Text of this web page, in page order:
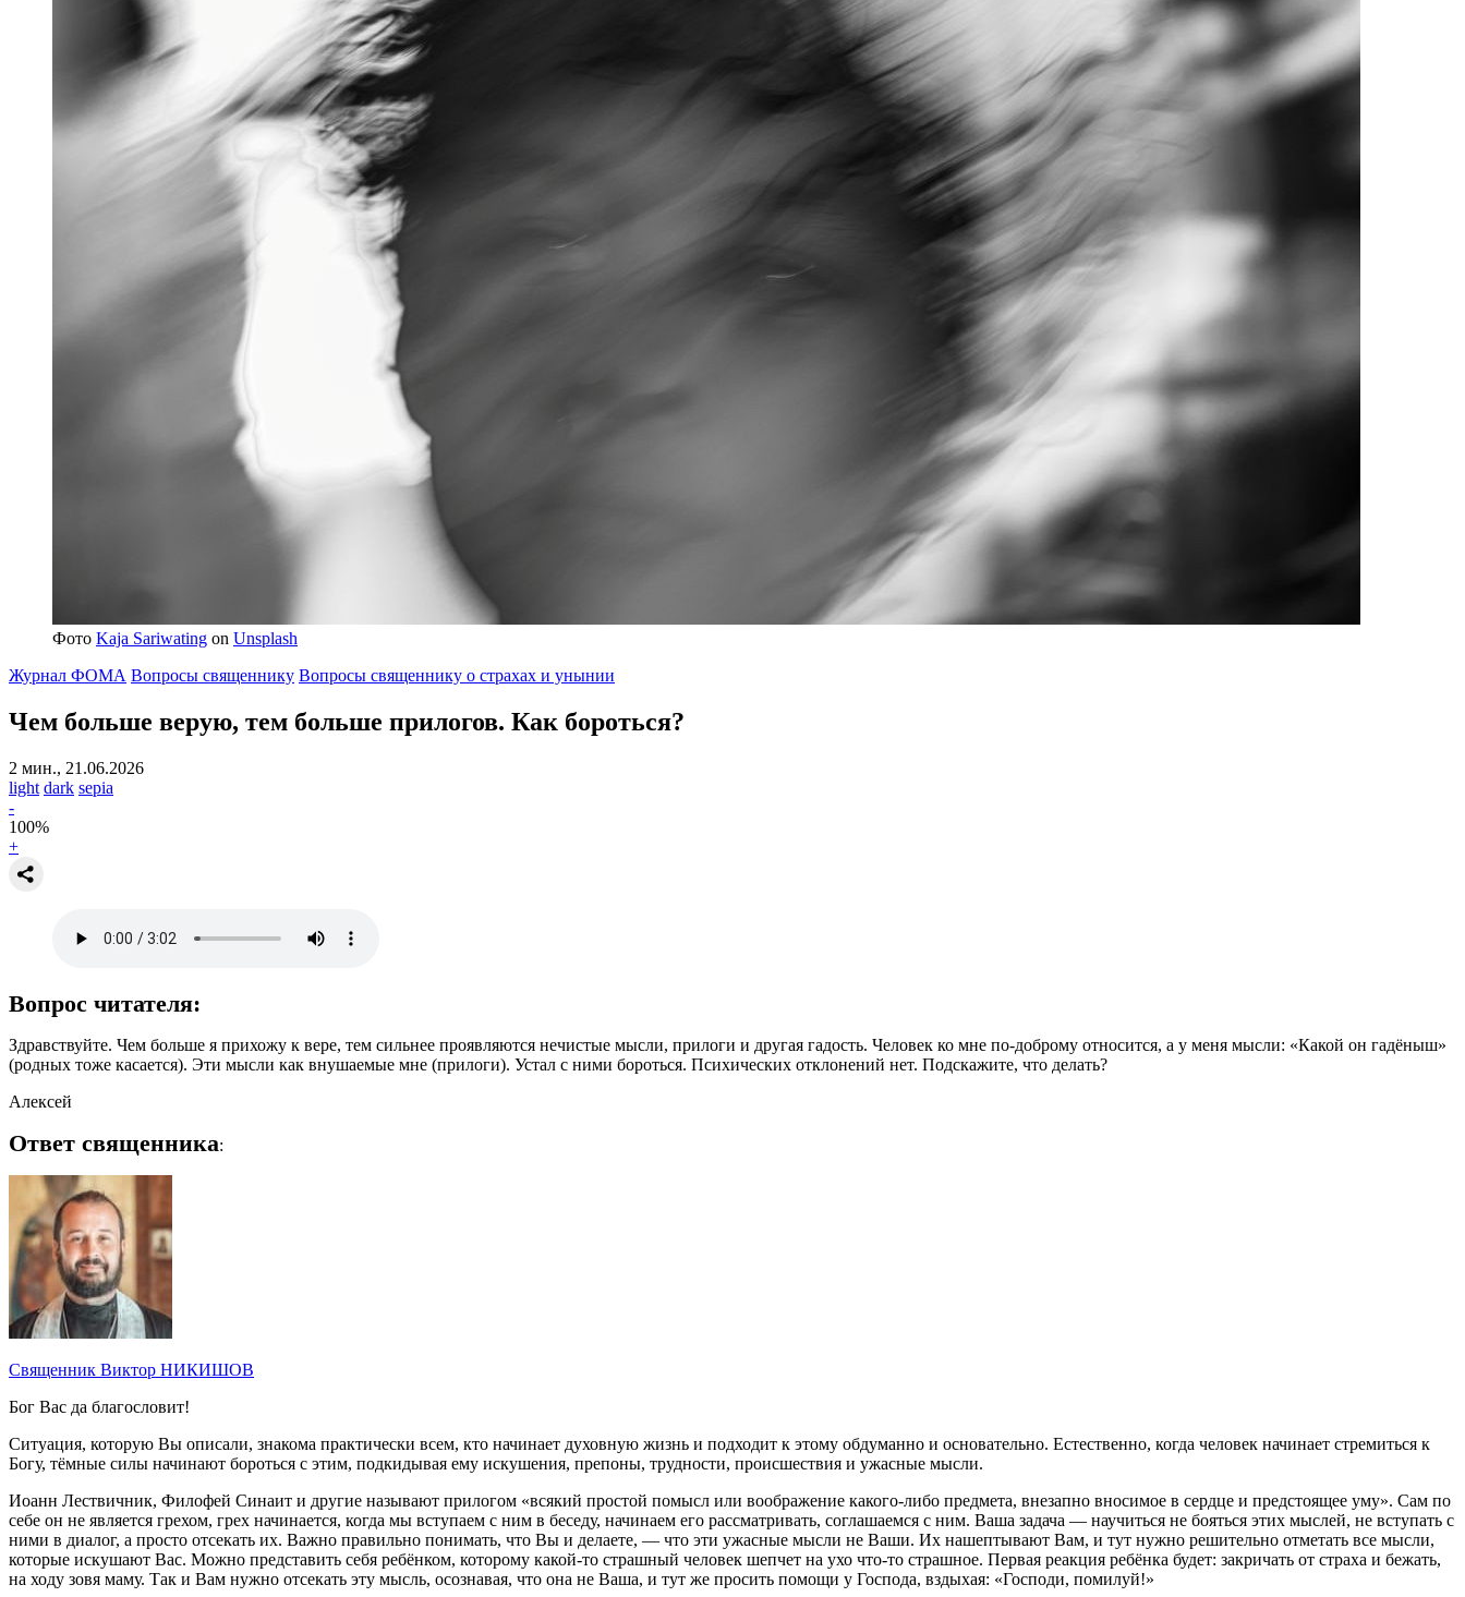
Фото Kaja Sariwating on Unsplash
Журнал ФОМА Вопросы священнику Вопросы священнику о страхах и унынии
Чем больше верую, тем больше прилогов. Как бороться?
2 мин., 21.06.2026
light dark sepia
-
100%
+
Вопрос читателя:
Здравствуйте. Чем больше я прихожу к вере, тем сильнее проявляются нечистые мысли, прилоги и другая гадость. Человек ко мне по-доброму относится, а у меня мысли: «Какой он гадёныш»
(родных тоже касается). Эти мысли как внушаемые мне (прилоги). Устал с ними бороться. Психических отклонений нет. Подскажите, что делать?
Алексей
Ответ священника:
Священник Виктор НИКИШОВ
Бог Вас да благословит!
Ситуация, которую Вы описали, знакома практически всем, кто начинает духовную жизнь и подходит к этому обдуманно и основательно. Естественно, когда человек начинает стремиться к
Богу, тёмные силы начинают бороться с этим, подкидывая ему искушения, препоны, трудности, происшествия и ужасные мысли.
Иоанн Лествичник, Филофей Синаит и другие называют прилогом «всякий простой помысл или воображение какого-либо предмета, внезапно вносимое в сердце и предстоящее уму». Сам по
себе он не является грехом, грех начинается, когда мы вступаем с ним в беседу, начинаем его рассматривать, соглашаемся с ним. Ваша задача — научиться не бояться этих мыслей, не вступать с
ними в диалог, а просто отсекать их. Важно правильно понимать, что Вы и делаете, — что эти ужасные мысли не Ваши. Их нашептывают Вам, и тут нужно решительно отметать все мысли,
которые искушают Вас. Можно представить себя ребёнком, которому какой-то страшный человек шепчет на ухо что-то страшное. Первая реакция ребёнка будет: закричать от страха и бежать,
на ходу зовя маму. Так и Вам нужно отсекать эту мысль, осознавая, что она не Ваша, и тут же просить помощи у Господа, вздыхая: «Господи, помилуй!»